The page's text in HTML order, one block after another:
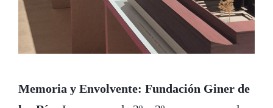
Memoria y Envolvente: Fundación Giner de